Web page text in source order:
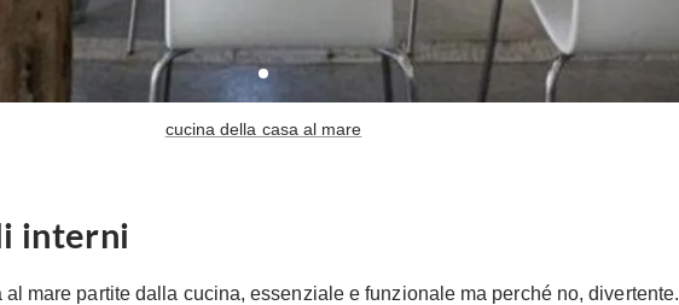
cucina della casa al mare
interni
al mare partite dalla cucina, essenziale e funzionale ma perché no, divertente.